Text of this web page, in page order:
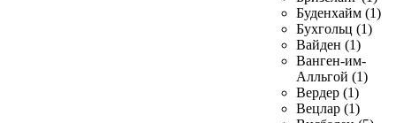
Буденхайм (1)
Бухгольц (1)
Вайден (1)
Ванген-им-
Алльгой (1)
Вердер (1)
Вецлар (1)